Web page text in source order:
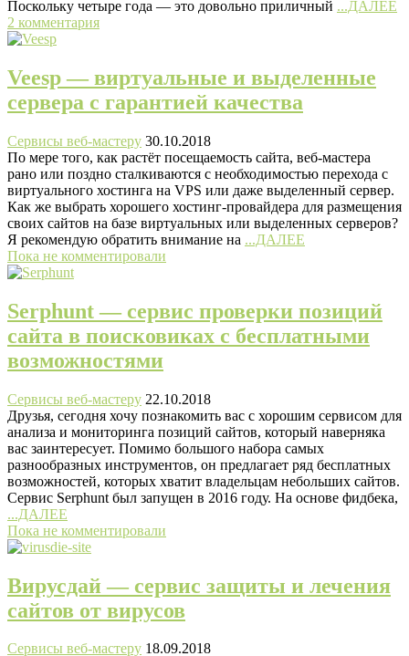
Поскольку четыре года — это довольно приличный ...ДАЛЕЕ
2 комментария
Veesp — виртуальные и выделенные
сервера с гарантией качества
Сервисы веб-мастеру 30.10.2018
По мере того, как растёт посещаемость сайта, веб-мастера
рано или поздно сталкиваются с необходимостью перехода с
виртуального хостинга на VPS или даже выделенный сервер.
Как же выбрать хорошего хостинг-провайдера для размещения
своих сайтов на базе виртуальных или выделенных серверов?
Я рекомендую обратить внимание на ...ДАЛЕЕ
Пока не комментировали
Serphunt — сервис проверки позиций
сайта в поисковиках с бесплатными
возможностями
Сервисы веб-мастеру 22.10.2018
Друзья, сегодня хочу познакомить вас с хорошим сервисом для
анализа и мониторинга позиций сайтов, который наверняка
вас заинтересует. Помимо большого набора самых
разнообразных инструментов, он предлагает ряд бесплатных
возможностей, которых хватит владельцам небольших сайтов.
Сервис Serphunt был запущен в 2016 году. На основе фидбека,
...ДАЛЕЕ
Пока не комментировали
Вирусдай — сервис защиты и лечения
сайтов от вирусов
Сервисы веб-мастеру 18.09.2018